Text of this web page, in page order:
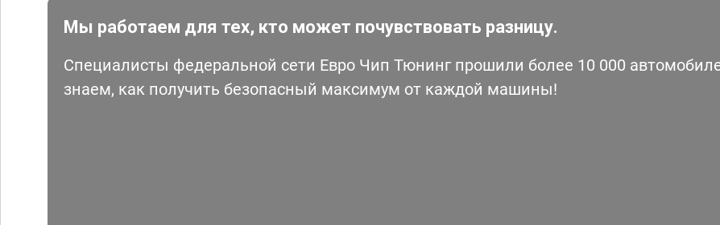
Мы работаем для тех, кто может почувствовать разницу.
Специалисты федеральной сети Евро Чип Тюнинг прошили более 10 000
знаем, как получить безопасный максимум от каждой машины!